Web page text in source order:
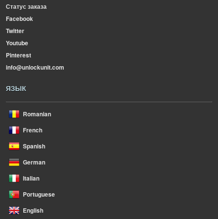
Статус заказа
Facebook
Twitter
Youtube
Pinterest
info@unlockunit.com
ЯЗЫК
Romanian
French
Spanish
German
Italian
Portuguese
English